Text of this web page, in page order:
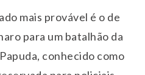
mais provável é o de
para um batalhão da
conhecido como